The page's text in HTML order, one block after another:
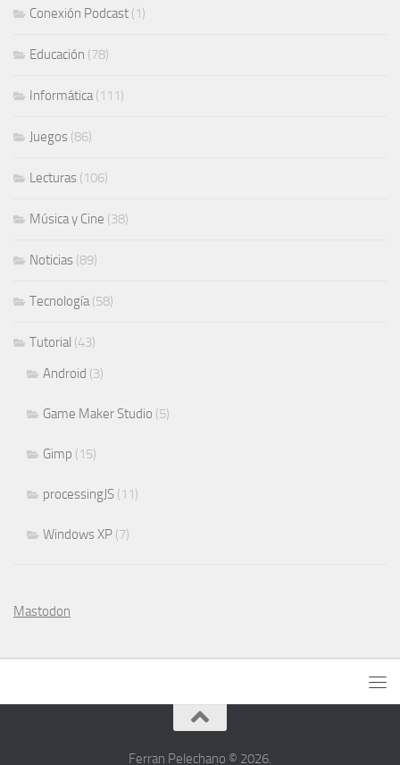
Conexión Podcast (1)
Educación (78)
Informática(111)
Juegos (86)
Lecturas (106)
Música y Cine (38)
Noticias (89)
Tecnología(58)
Tutorial (43)
Android (3)
Game Maker Studio (5)
Gimp (15)
processingJS (11)
Windows XP (7)
Mastodon
Ferran Pelechano © 2026.